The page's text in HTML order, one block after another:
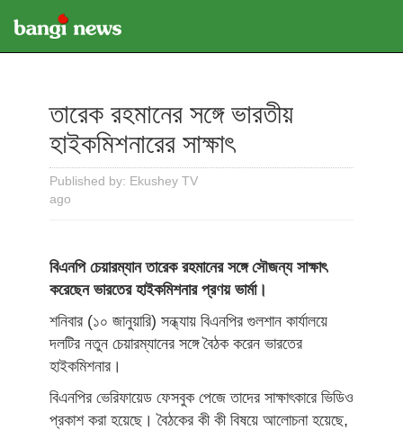
তারেক রহমানের সঙ্গে ভারতীয়
হাইকমিশনারের সাক্ষাৎ
Published by: Ekushey TV
ago
বিএনপি চেয়ারম্যান তারেক রহমানের সঙ্গে সৌজন্য সাক্ষাৎ
করেছেন ভারতের হাইকমিশনার প্রণয় ভার্মা।
শনিবার (১০ জানুয়ারি) সন্ধ্যায় বিএনপির গুলশান কার্যালয়ে
দলটির নতুন চেয়ারম্যানের সঙ্গে বৈঠক করেন ভারতের
হাইকমিশনার।
বিএনপির ভেরিফায়েড ফেসবুক পেজে তাদের সাক্ষাৎকারে ভিডিও
প্রকাশ করা হয়েছে। বৈঠকের কী কী বিষয়ে আলোচনা হয়েছে,